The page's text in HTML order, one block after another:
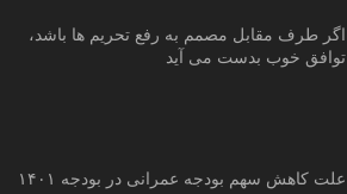
اگر طرف مقابل مصمم به رفع تحریم ها باشد،
توافق خوب بدست می آید
علت کاهش سهم بودجه عمرانی در بودجه ۱۴۰۱